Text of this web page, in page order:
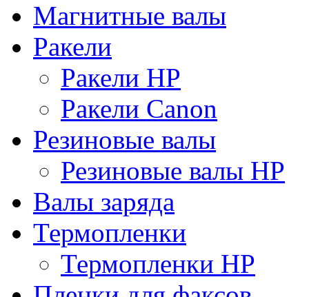
Магнитные валы
Ракели
Ракели HP
Ракели Canon
Резиновые валы
Резиновые валы HP
Валы заряда
Термопленки
Термопленки HP